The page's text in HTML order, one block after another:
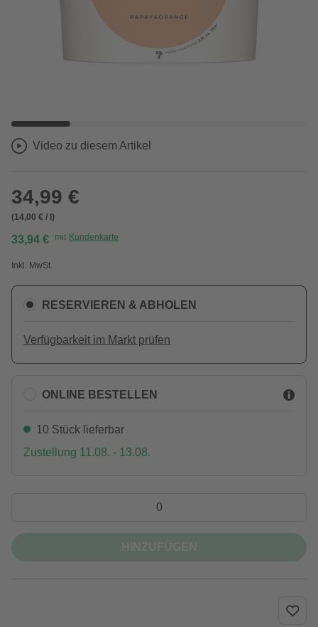
Video zu diesem Artikel
34,99 €
(14,00 € / l)
33,94 € mit Kundenkarte
Inkl. MwSt.
RESERVIEREN & ABHOLEN
Verfügbarkeit im Markt prüfen
ONLINE BESTELLEN
10 Stück lieferbar
Zustellung 11.08. - 13.08.